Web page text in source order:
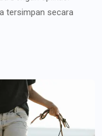
tersimpan secara